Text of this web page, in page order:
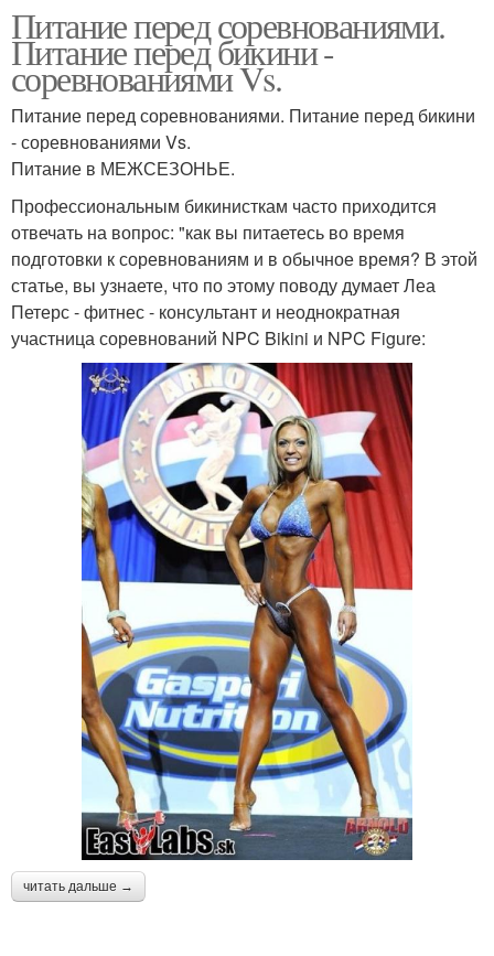
Питание перед соревнованиями.
Питание перед бикини -
соревнованиями Vs.
Питание перед соревнованиями. Питание перед бикини
- соревнованиями Vs.
Питание в МЕЖСЕЗОНЬЕ.
Профессиональным бикинисткам часто приходится
отвечать на вопрос: "как вы питаетесь во время
подготовки к соревнованиям и в обычное время? В этой
статье, вы узнаете, что по этому поводу думает Леа
Петерс - фитнес - консультант и неоднократная
участница соревнований NPC Bikini и NPC Figure:
читать дальше →